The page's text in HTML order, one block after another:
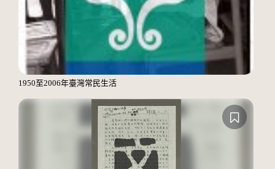
1950至2006年臺灣常民生活